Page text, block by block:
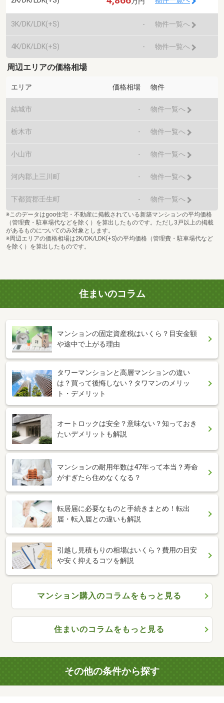
3K/DK/LDK(+S) - 物件一覧へ
4K/DK/LDK(+S) - 物件一覧へ
周辺エリアの価格相場
エリア 価格相場 物件
結城市 - 物件一覧へ
栃木市 - 物件一覧へ
小山市 - 物件一覧へ
河内郡上三川町 - 物件一覧へ
下都賀郡壬生町 - 物件一覧へ
※このデータはgoo住宅・不動産に掲載されている新築マンションの平均価格
（管理費・駐車場代などを除く）を算出したものです。ただし3戸以上の掲載
があるものについてのみ対象とします。
※周辺エリアの価格相場は2K/DK/LDK(+S)の平均価格（管理費・駐車場代など
を除く）を算出したものです。
住まいのコラム
マンションの固定資産税はいくら？目安金額
や途中で上がる理由
タワーマンションと高層マンションの違い
は？買って後悔しない？タワマンのメリッ
ト・デメリット
オートロックは安全？意味ない？知っておき
たいデメリットも解説
マンションの耐用年数は47年って本当？寿命
がすぎたら住めなくなる？
転居届に必要なものと手続きまとめ！転出
届・転入届との違いも解説
引越し見積もりの相場はいくら？費用の目安
や安く抑えるコツを解説
マンション購入のコラムをもっと見る
住まいのコラムをもっと見る
その他の条件から探す